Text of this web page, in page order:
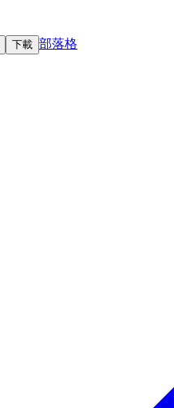
下載 部落格